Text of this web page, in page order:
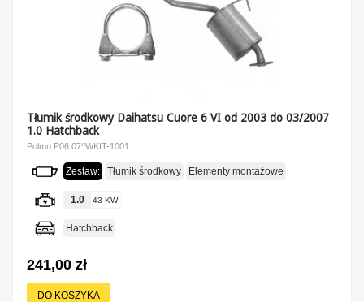
Tłumik środkowy Daihatsu Cuore 6 VI od 2003 do 03/2007
1.0 Hatchback
Polmo P06.07^WKIT-1001
Zestaw: Tłumik środkowy Elementy montażowe
1.0 43 KW
Hatchback
241,00 zł
DO KOSZYKA